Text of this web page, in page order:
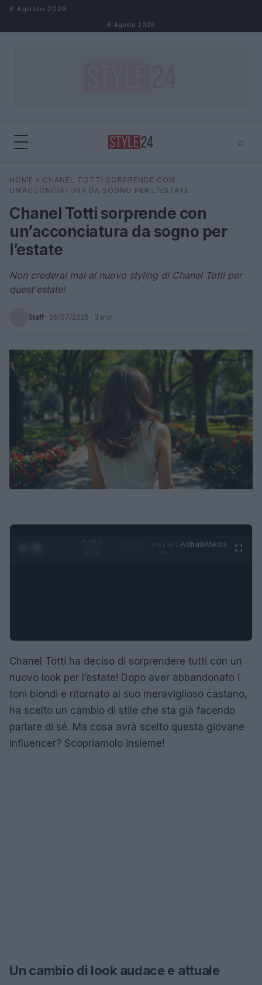
Salta al contenuto
8 Agosto 2026
8 Agosto 2026
⌕
Cerca
HOME » CHANEL TOTTI SORPRENDE CON
UN’ACCONCIATURA DA SOGNO PER L’ESTATE
Chanel Totti sorprende con
un’acconciatura da sogno per
l’estate
Non crederai mai al nuovo styling di Chanel Totti per
quest'estate!
Staff · 26/07/2025 · 3 min
0:29 /
AdhubMedia
Chanel Totti ha deciso di sorprendere tutti con un
nuovo look per l’estate! Dopo aver abbandonato i
toni biondi e ritornato al suo meraviglioso castano,
ha scelto un cambio di stile che sta già facendo
parlare di sé. Ma cosa avrà scelto questa giovane
influencer? Scopriamolo insieme!
Un cambio di look audace e attuale